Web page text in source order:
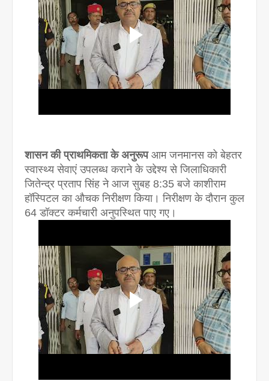
शासन की प्राथमिकता के अनुरूप आम जनमानस को बेहतर
स्वास्थ्य सेवाएं उपलब्ध कराने के उद्देश्य से जिलाधिकारी
जितेन्द्र प्रताप सिंह ने आज सुबह 8:35 बजे काशीराम
हॉस्पिटल का औचक निरीक्षण किया। निरीक्षण के दौरान कुल
64 डॉक्टर कर्मचारी अनुपस्थित पाए गए।